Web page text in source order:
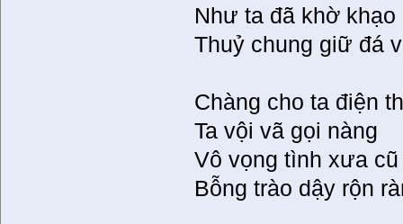
Như ta đã khờ khạo
Thuỷ chung giữ đá
Chàng cho ta điện
Ta vội vã gọi nàng
Vô vọng tình xưa cũ
Bỗng trào dậy rộn